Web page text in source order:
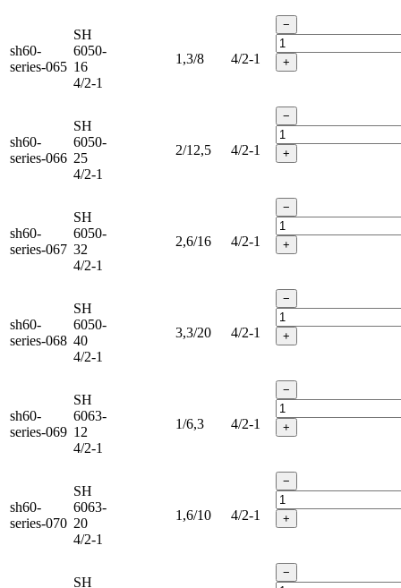
sh60-
series-065
SH
6050-
16
4/2-1
1,3/8 4/2-1
−
+
sh60-
series-066
SH
6050-
25
4/2-1
2/12,5 4/2-1
−
+
sh60-
series-067
SH
6050-
32
4/2-1
2,6/16 4/2-1
−
+
sh60-
series-068
SH
6050-
40
4/2-1
3,3/20 4/2-1
−
+
sh60-
series-069
SH
6063-
12
4/2-1
1/6,3 4/2-1
−
+
sh60-
series-070
SH
6063-
20
4/2-1
1,6/10 4/2-1
−
+
SH
−